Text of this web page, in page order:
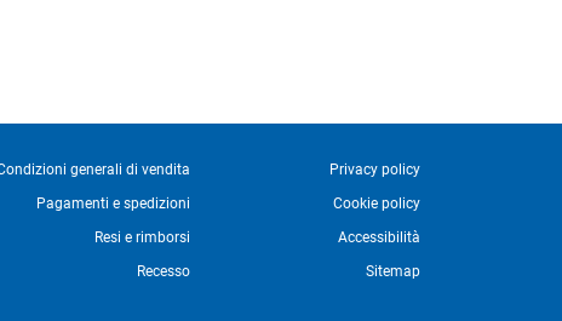
generali di vendita
Pagamenti e spedizioni
Resi e rimborsi
Recesso
Privacy policy
Cookie policy
Accessibilità
Sitemap